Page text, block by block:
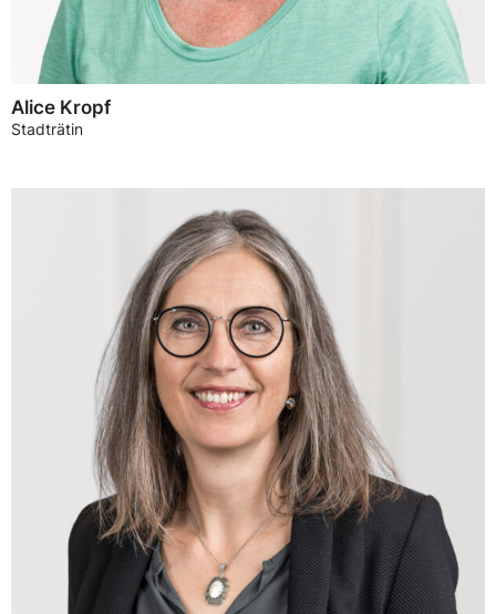
Alice Kropf
Stadträtin